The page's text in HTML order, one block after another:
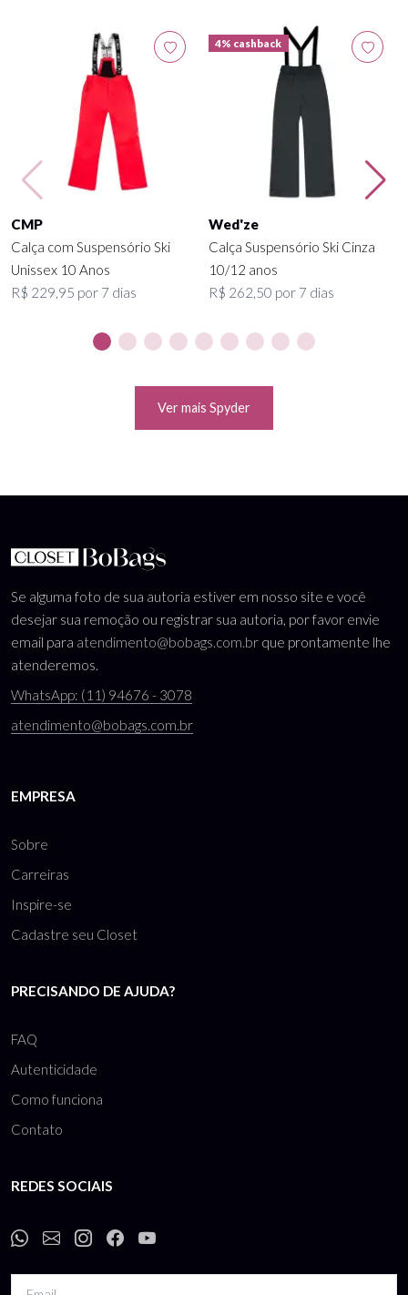
CMP
Calça com Suspensório Ski
Unissex 10 Anos
R$ 229,95 por 7 dias
4% cashback
Wed'ze
Calça Suspensório Ski Cinza
10/12 anos
R$ 262,50 por 7 dias
Ver mais Spyder
Se alguma foto de sua autoria estiver em nosso site e você
desejar sua remoção ou registrar sua autoria, por favor envie
email para atendimento@bobags.com.br que prontamente lhe
atenderemos.
WhatsApp: (11) 94676 - 3078
atendimento@bobags.com.br
EMPRESA
Sobre
Carreiras
Inspire-se
Cadastre seu Closet
PRECISANDO DE AJUDA?
FAQ
Autenticidade
Como funciona
Contato
REDES SOCIAIS